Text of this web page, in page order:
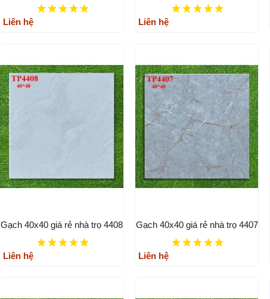
Liên hệ Liên hệ
Gạch 40x40 giá rẻ nhà trọ 4408
Liên hệ
Gạch 40x40 giá rẻ nhà trọ 4407
Liên hệ